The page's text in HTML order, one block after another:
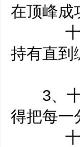
在顶峰成
十年后
持有直到
3、十
得把每一
十年后